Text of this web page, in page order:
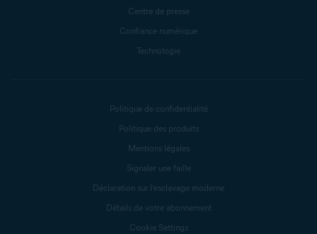
Centre de presse
Confiance numérique
Technologie
Politique de confidentialité
Politique des produits
Mentions légales
Signaler une faille
Déclaration sur l’esclavage moderne
Détails de votre abonnement
Cookie Settings